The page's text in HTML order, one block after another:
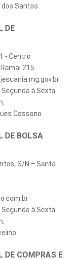
dos Santos
DE
- Centro
215
à Sexta
Cassano
DE BOLSA
S/N – Santa
à Sexta
DE COMPRAS E